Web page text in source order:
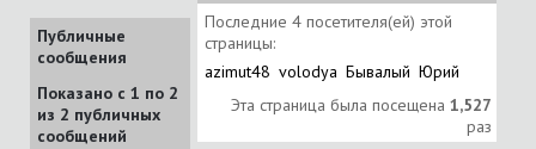
Публичные
сообщения
Показано с 1 по 2
из 2 публичных
сообщений
Последние 4 посетителя(ей) этой
страницы:
azimut48 volodya Бывалый Юрий
Эта страница была посещена1,527
раз